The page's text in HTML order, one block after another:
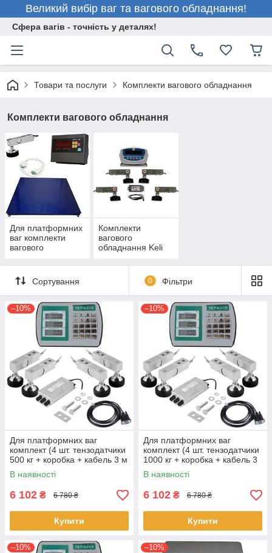
Великий вибір ваг та вагового обладнання!
Сфера вагів - точність у деталях!
Товари та послуги Комплекти вагового обладнання
Комплекти вагового обладнання
Для платформних
ваг комплекти
вагового
Комплекти
вагового
обладнання Keli
Сортування 0 Фільтри
–10%
Для платформних ваг
комплект (4 шт. тензодатчики
500 кг + коробка + кабель 3 м
+ Djen Fa A9 — Україна)
В наявності
6 102 ₴ 6 780 ₴
Купити
–10%
Для платформних ваг
комплект (4 шт. тензодатчики
1000 кг + коробка + кабель 3
м + Djen Fa A9 — Україна)
В наявності
6 102 ₴ 6 780 ₴
Купити
–10% –10%